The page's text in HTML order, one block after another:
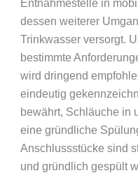
Entnahmestelle in
dessen weiterer
Trinkwasser versorgt.
bestimmte
wird dringend
eindeutig
bewährt, Schläuche in
eine gründliche
Anschlussstücke sind
und gründlich gespült